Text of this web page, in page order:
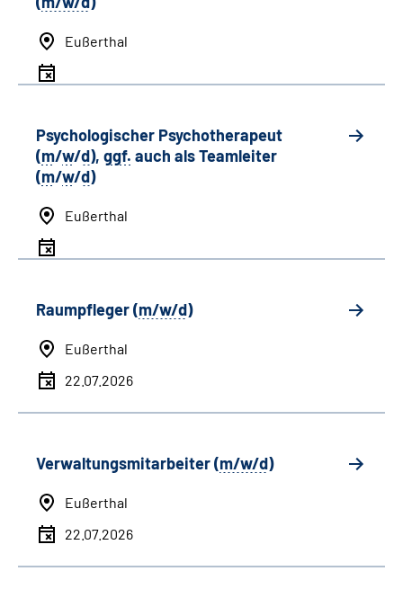
Eußerthal
Psychologischer Psychotherapeut
(m/w/d), ggf. auch alsTeamleiter
(m/w/d)
Eußerthal
Raumpfleger (m/w/d)
Eußerthal
22.07.2026
Verwaltungsmitarbeiter (m/w/d)
Eußerthal
22.07.2026